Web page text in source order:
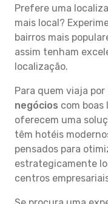
Prefere uma
mais local?
bairros mais
assim tenham
localização.
Para quem viaja
negócios com
oferecem uma
têm hotéis
pensados para
estrategicamente
centros